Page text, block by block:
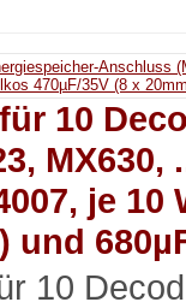
10
je
und
10